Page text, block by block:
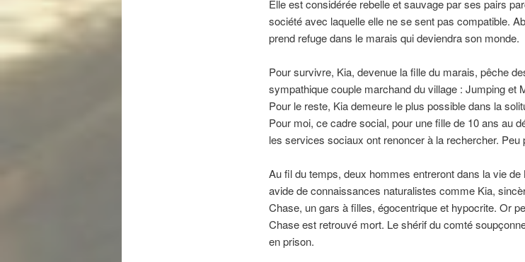
Elle est considérée rebelle et sauvage par ses pairs
société avec laquelle elle ne se sent pas compatible.
prend refuge dans le marais qui deviendra son monde.
Pour survivre, Kia, devenue la fille du marais, pêche
sympathique couple marchand du village : Jumping et
Pour le reste, Kia demeure le plus possible dans la
Pour moi, ce cadre social, pour une fille de 10 ans au
les services sociaux ont renoncer à la rechercher. Peu
Au fil du temps, deux hommes entreront dans la vie de
avide de connaissances naturalistes comme Kia,
Chase, un gars à filles, égocentrique et hypocrite. Or
Chase est retrouvé mort. Le shérif du comté
en prison.